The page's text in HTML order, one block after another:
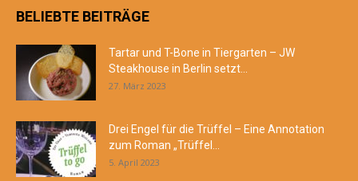
BELIEBTE BEITRÄGE
Tartar und T-Bone in Tiergarten – JW
Steakhouse in Berlin setzt...
27. März 2023
Drei Engel für die Trüffel – Eine Annotation
zum Roman „Trüffel...
5. April 2023